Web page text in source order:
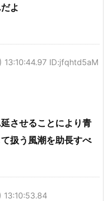
よ
13:10:44.97 ID:jfqhtd5aM
させることにより青
扱う風潮を助長すべ
13:10:53.84